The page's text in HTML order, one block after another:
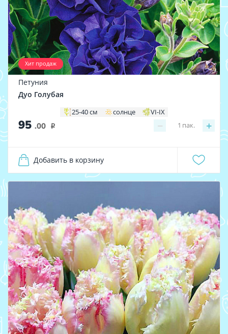
Хит продаж
Петуния
Дуо Голубая
25-40 см солнце VI-IX
95 .00 i − +
1 пак.
Добавить в корзину